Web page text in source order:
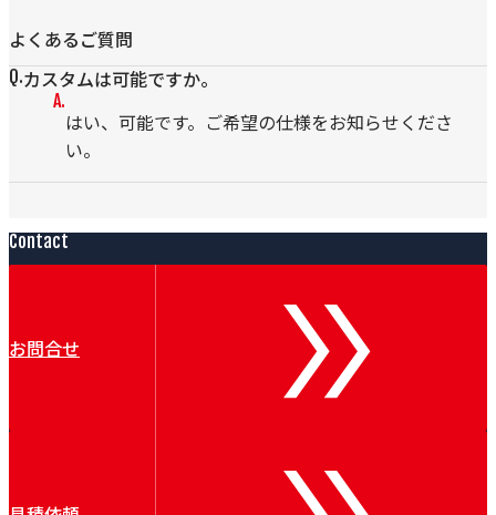
よくあるご質問
カスタムは可能ですか。
はい、可能です。ご希望の仕様をお知らせくださ
い。
Contact
お問合せ